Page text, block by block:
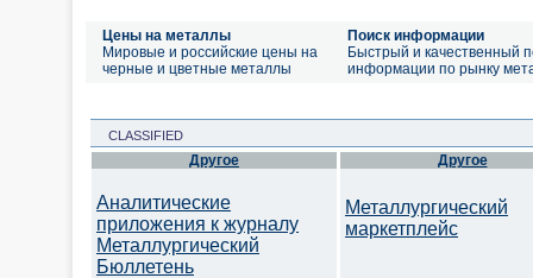
Цены на металлы
Мировые и российские цены на
черные и цветные металлы
Поиск информации
Быстрый и качественный
информации по рынку
CLASSIFIED
Другое
Аналитические
приложения к журналу
Металлургический
Бюллетень
Другое
Металлургический
маркетплейс